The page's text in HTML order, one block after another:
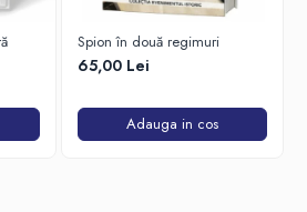
Spion în două regimuri
65,00 Lei
Adauga in cos